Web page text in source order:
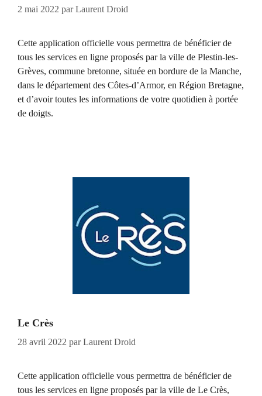
2 mai 2022 parLaurent Droid
Cette application officielle vous permettra de bénéficier de
tous les services en ligne proposés par la ville de Plestin-les-
Grèves, commune bretonne, située en bordure de la Manche,
dans le département des Côtes-d’Armor, en Région Bretagne,
et d’avoir toutes les informations de votre quotidien à portée
de doigts.
Le Crès
28 avril 2022 parLaurent Droid
Cette application officielle vous permettra de bénéficier de
tous les services en ligne proposés par la ville de Le Crès,